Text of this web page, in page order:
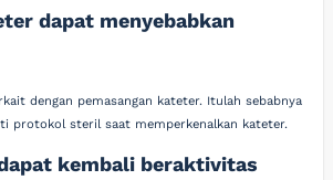
dapat menyebabkan
dengan pemasangan kateter. Itulah sebabnya
protokol steril saat memperkenalkan kateter.
kembali beraktivitas